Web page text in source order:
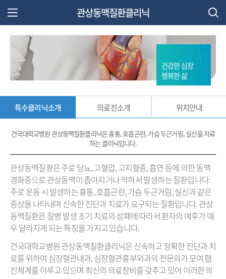
관상동맥질환클리닉
건강한 심장
행복한 삶
특수클리닉소개 의료진소개 위치안내
건국대학교병원 관상동맥질환클리닉은 흉통, 호흡곤란, 가슴 두근거림, 실신을 치료
하는 클리닉입니다.
관상동맥질환은 주로 당뇨, 고혈압, 고지혈증, 흡연 등에 의한 동맥
경화증으로 관상동맥이 좁아지거나 막혀서 발생하는 질환입니다.
주로 운동 시 발생하는 흉통, 호흡곤란, 가슴 두근거림, 실신과 같은
증상을 나타내며 신속한 진단과 치료가 요구되는 질환입니다. 관상
동맥질환은 질병 발생 초기 치료의 성패에 따라서 환자의 예후가 매
우 달라지게 되는 특징을 가지고 있습니다.
건국대학교병원 관상동맥질환클리닉은 신속하고 정확한 진단과 치
료를 위하여 심장혈관내과, 심장혈관흉부외과의 전문의가 모여 협
진체계를 이루고 있으며 최신의 의료장비를 갖추고 있어 이러한 의